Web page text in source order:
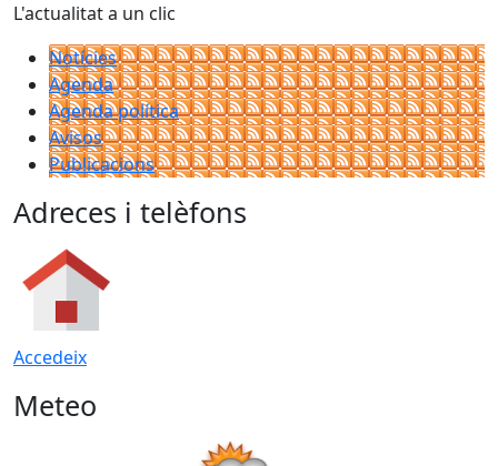
L'actualitat a un clic
Notícies
Agenda
Agenda política
Avisos
Publicacions
Adreces i telèfons
Accedeix
Meteo